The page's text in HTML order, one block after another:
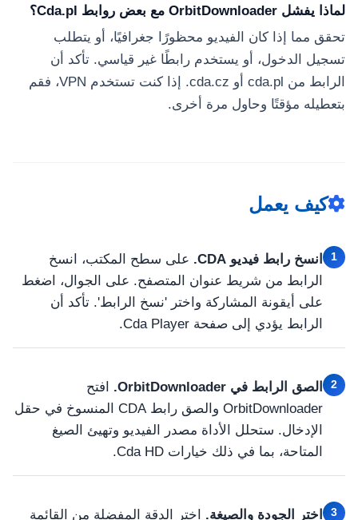
لماذا يفشل OrbitDownloader مع بعض روابط Cda.pl؟
تحقق مما إذا كان الفيديو محظورًا جغرافيًا، أو يتطلب
تسجيل الدخول، أو يستخدم رابطًا غير قياسي. تأكد أن
الرابط من cda.pl أو cda.cz. إذا كنت تستخدم VPN، فقم
بتعطيله مؤقتًا وحاول مرة أخرى.
كيف يعمل
1 انسخ رابط فيديو CDA.
على سطح المكتب، انسخ
الرابط من شريط عنوان المتصفح. على الجوال، اضغط
على أيقونة المشاركة واختر 'نسخ الرابط'. تأكد أن
الرابط يؤدي إلى صفحة Cda Player.
2 الصق الرابط في OrbitDownloader.
افتح
OrbitDownloader والصق رابط CDA المنسوخ في حقل
الإدخال. ستحلل الأداة مصدر الفيديو وتهيئ الصيغ
المتاحة، بما في ذلك خيارات Cda HD.
3 اختر الجودة والصيغة. اختر الدقة المفضلة من القائمة